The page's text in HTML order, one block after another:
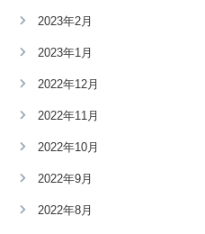
2023年2月
2023年1月
2022年12月
2022年11月
2022年10月
2022年9月
2022年8月